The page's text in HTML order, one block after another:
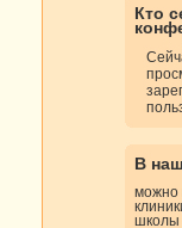
Кто
В
можно
школы